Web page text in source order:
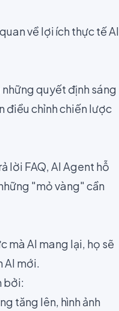
về lợi ích thực tế AI
quyết định sáng
điều chỉnh chiến lược
lời FAQ, AI Agent hỗ
"mỏ vàng" cần
mà AI mang lại, họ sẽ
AI mới.
bởi:
tăng lên, hình ảnh